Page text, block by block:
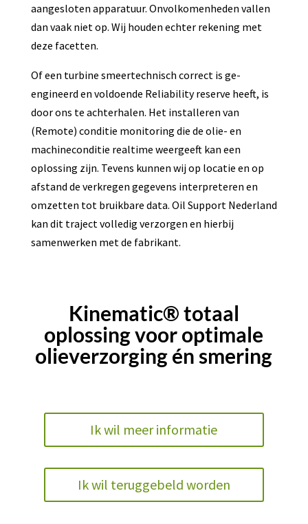
aangesloten apparatuur. Onvolkomenheden vallen
dan vaak niet op. Wij houden echter rekening met
deze facetten.
Of een turbine smeertechnisch correct is ge-
engineerd en voldoende Reliability reserve heeft, is
door ons te achterhalen. Het installeren van
(Remote) conditie monitoring die de olie- en
machineconditie realtime weergeeft kan een
oplossing zijn. Tevens kunnen wij op locatie en op
afstand de verkregen gegevens interpreteren en
omzetten tot bruikbare data. Oil Support Nederland
kan dit traject volledig verzorgen en hierbij
samenwerken met de fabrikant.
Kinematic® totaal
oplossing voor optimale
olieverzorging én smering
Ik wil meer informatie
Ik wil teruggebeld worden